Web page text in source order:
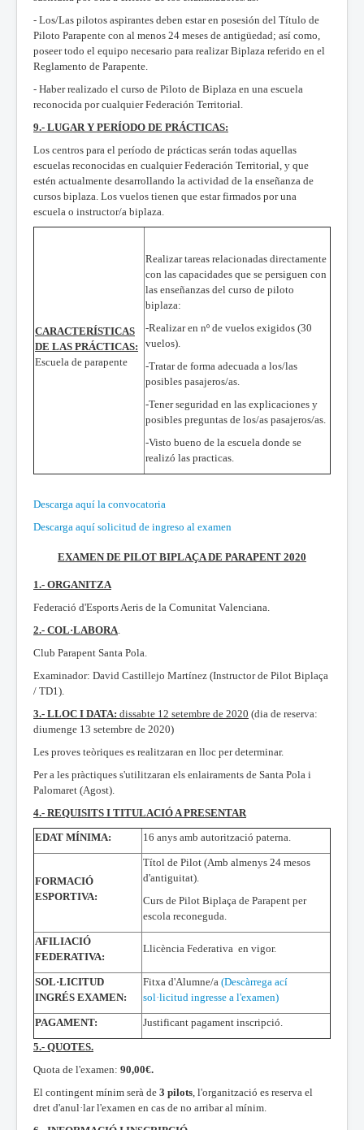
- Los/Las pilotos aspirantes deben estar en posesión del Título de
Piloto Parapente con al menos 24 meses de antigüedad; así como,
poseer todo el equipo necesario para realizar Biplaza referido en el
Reglamento de Parapente.
- Haber realizado el curso de Piloto de Biplaza en una escuela
reconocida por cualquier Federación Territorial.
9.- LUGAR Y PERÍODO DE PRÁCTICAS:
Los centros para el período de prácticas serán todas aquellas
escuelas reconocidas en cualquier Federación Territorial, y que
estén actualmente desarrollando la actividad de la enseñanza de
cursos biplaza. Los vuelos tienen que estar firmados por una
escuela o instructor/a biplaza.
CARACTERÍSTICAS
DE LAS PRÁCTICAS:
Escuela de parapente
Realizar tareas relacionadas directamente
con las capacidades que se persiguen con
las enseñanzas del curso de piloto
biplaza:
-Realizar en nº de vuelos exigidos (30
vuelos).
-Tratar de forma adecuada a los/las
posibles pasajeros/as.
-Tener seguridad en las explicaciones y
posibles preguntas de los/as pasajeros/as.
-Visto bueno de la escuela donde se
realizó las practicas.
Descarga aquí la convocatoria
Descarga aquí solicitud de ingreso al examen
EXAMEN DE PILOT BIPLAÇA DE PARAPENT 2020
1.- ORGANITZA
Federació d'Esports Aeris de la Comunitat Valenciana.
2.- COL·LABORA
Club Parapent Santa Pola.
Examinador: David Castillejo Martínez (Instructor de Pilot Biplaça
/ TD1).
3.- LLOC I DATA: dissabte 12 setembre de 2020 (dia de reserva:
diumenge 13 setembre de 2020)
Les proves teòriques es realitzaran en lloc per determinar.
Per a les pràctiques s'utilitzaran els enlairaments de Santa Pola i
Palomaret (Agost).
4.- REQUISITS I TITULACIÓ A PRESENTAR
EDAT MÍNIMA:
16 anys amb autorització paterna.
FORMACIÓ
ESPORTIVA:
Títol de Pilot (Amb almenys 24 mesos
d'antiguitat).
Curs de Pilot Biplaça de Parapent per
escola reconeguda.
AFILIACIÓ
FEDERATIVA:
Llicència Federativa en vigor.
SOL·LICITUD
INGRÉS EXAMEN:
Fitxa d'Alumne/a (Descàrrega ací
sol·licitud ingresse a l'examen)
PAGAMENT:
Justificant pagament inscripció.
5.- QUOTES.
Quota de l'examen: 90,00€.
El contingent mínim serà de 3 pilots , l'organització es reserva el
dret d'anul·lar l'examen en cas de no arribar al mínim.